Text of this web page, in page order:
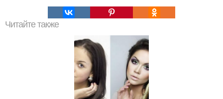
Читайте также